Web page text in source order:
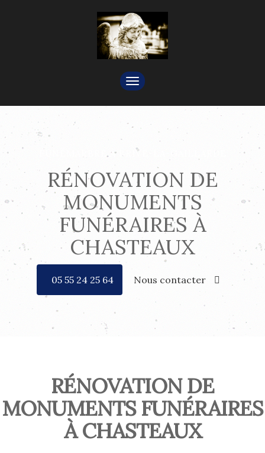
TOGGLE
NAVIGATION
FUNÉMARBRE À BRIVE-LA-GAILLARDE
RÉNOVATION DE
MONUMENTS
FUNÉRAIRES À
CHASTEAUX
05 55 24 25 64 Nous contacter
RÉNOVATION DE
MONUMENTS FUNÉRAIRES
À CHASTEAUX